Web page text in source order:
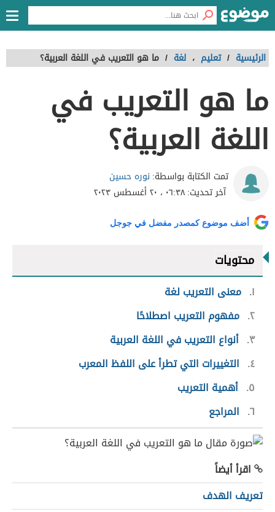
الرئيسية / تعليم ، لغة / ما هو التعريب في اللغة العربية؟
ما هو التعريب في
اللغة العربية؟
تمت الكتابة بواسطة: نوره حسين
آخر تحديث:٠٦:٣٨ ، ٢٠ أغسطس ٢٠٢٣
أضف موضوع كمصدر مفضل في جوجل
محتويات
١ معنى التعريب لغة
٢ مفهوم التعريب اصطلاحًا
٣ أنواع التعريب في اللغة العربية
٤
التغييرات التي تطرأ على اللفظ المعرب
٥ أهمية التعريب
٦ المراجع
اقرأ أيضاً
تعريف الهدف